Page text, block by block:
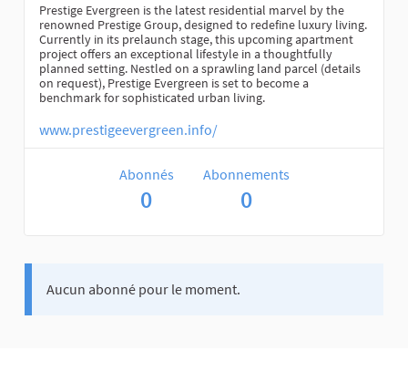
Prestige Evergreen is the latest residential marvel by the
renowned Prestige Group, designed to redefine luxury living.
Currently in its prelaunch stage, this upcoming apartment
project offers an exceptional lifestyle in a thoughtfully
planned setting. Nestled on a sprawling land parcel (details
on request), Prestige Evergreen is set to become a
benchmark for sophisticated urban living.
www.prestigeevergreen.info/
Abonnés
0
Abonnements
0
Aucun abonné pour le moment.